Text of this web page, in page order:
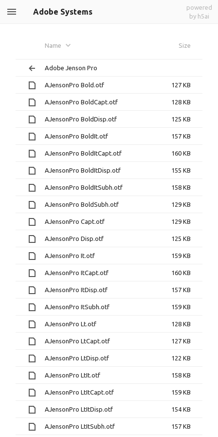
Adobe Systems
powered
by h5ai
Name Size
Adobe Jenson Pro
AJensonPro Bold.otf 127 KB
AJensonPro BoldCapt.otf 128 KB
AJensonPro BoldDisp.otf 125 KB
AJensonPro BoldIt.otf 157 KB
AJensonPro BoldItCapt.otf 160 KB
AJensonPro BoldItDisp.otf 155 KB
AJensonPro BoldItSubh.otf 158 KB
AJensonPro BoldSubh.otf 129 KB
AJensonPro Capt.otf 129 KB
AJensonPro Disp.otf 125 KB
AJensonPro It.otf 159 KB
AJensonPro ItCapt.otf 160 KB
AJensonPro ItDisp.otf 157 KB
AJensonPro ItSubh.otf 159 KB
AJensonPro Lt.otf 128 KB
AJensonPro LtCapt.otf 127 KB
AJensonPro LtDisp.otf 122 KB
AJensonPro LtIt.otf 158 KB
AJensonPro LtItCapt.otf 159 KB
AJensonPro LtItDisp.otf 154 KB
AJensonPro LtItSubh.otf 157 KB